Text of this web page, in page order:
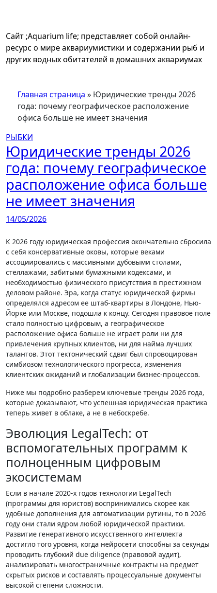
Сайт ;Aquarium life; представляет собой онлайн-
ресурс о мире аквариумистики и содержании рыб и
других водных обитателей в домашних аквариумах
Главная страница » Юридические тренды 2026
года: почему географическое расположение
офиса больше не имеет значения
РЫБКИ
Юридические тренды 2026
года: почему географическое
расположение офиса больше
не имеет значения
14/05/2026
К 2026 году юридическая профессия окончательно сбросила
с себя консервативные оковы, которые веками
ассоциировались с массивными дубовыми столами,
стеллажами, забитыми бумажными кодексами, и
необходимостью физического присутствия в престижном
деловом районе. Эра, когда статус юридической фирмы
определялся адресом ее штаб-квартиры в Лондоне, Нью-
Йорке или Москве, подошла к концу. Сегодня правовое поле
стало полностью цифровым, а географическое
расположение офиса больше не играет роли ни для
привлечения крупных клиентов, ни для найма лучших
талантов. Этот тектонический сдвиг был спровоцирован
симбиозом технологического прогресса, изменения
клиентских ожиданий и глобализации бизнес-процессов.
Ниже мы подробно разберем ключевые тренды 2026 года,
которые доказывают, что успешная юридическая практика
теперь живет в облаке, а не в небоскребе.
Эволюция LegalTech: от
вспомогательных программ к
полноценным цифровым
экосистемам
Если в начале 2020-х годов технологии LegalTech
(программы для юристов) воспринимались скорее как
удобные дополнения для автоматизации рутины, то в 2026
году они стали ядром любой юридической практики.
Развитие генеративного искусственного интеллекта
достигло того уровня, когда нейросети способны за секунды
проводить глубокий due diligence (правовой аудит),
анализировать многостраничные контракты на предмет
скрытых рисков и составлять процессуальные документы
высокой степени сложности.